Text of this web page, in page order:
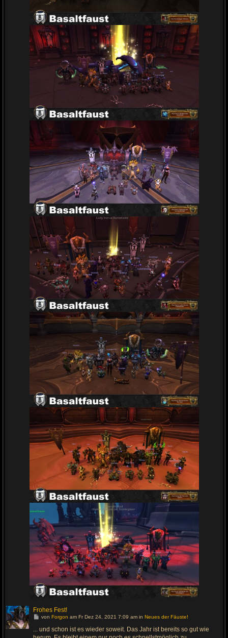
Frohes Fest!
G
h
e
von Forgon am Fr Dez 24, 2021 7:09 am in Neues der Fäuste!
... und schon ist es wieder soweit. Das Jahr ist bereits so gut wie